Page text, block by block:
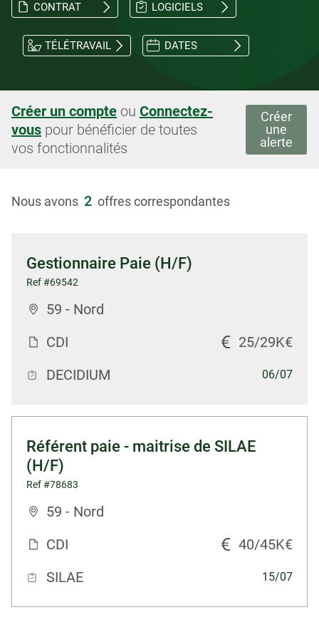
CONTRAT LOGICIELS
TÉLÉTRAVAIL DATES
Créer un compte ou Connectez-
vous pour bénéficier de toutes
vos fonctionnalités
Créer
une
alerte
Nous avons 2 offres correspondantes
Gestionnaire Paie (H/F)
Ref #69542
59 - Nord
CDI
25/29K€
DECIDIUM
06/07
Référent paie - maitrise de SILAE
(H/F)
Ref #78683
59 - Nord
CDI
40/45K€
SILAE
15/07